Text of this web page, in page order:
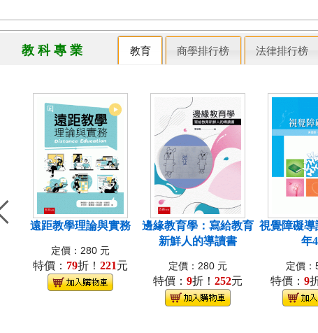
教 科 專 業 教育 商學排行榜 法律排行榜
遠距教學理論與實務
定價：280 元
特價： 79折！ 221元
邊緣教育學：寫給教育
新鮮人的導讀書
定價：280 元
特價： 9折！ 252元
視覺障礙導
年
定價
特價： 9